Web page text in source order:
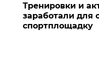
Тренировки и
заработали для
спортплощадку